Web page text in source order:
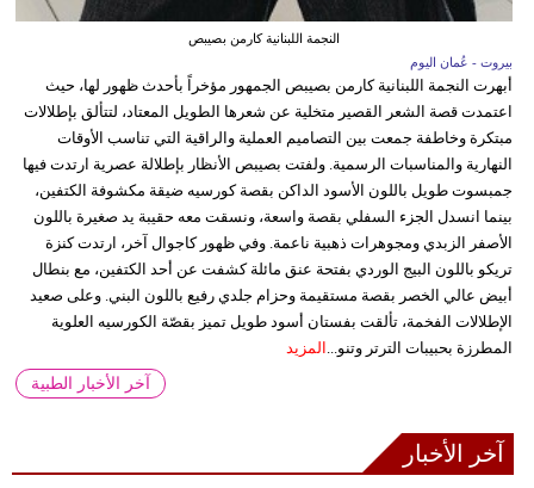
النجمة اللبنانية كارمن بصيبص
بيروت - عُمان اليوم
أبهرت النجمة اللبنانية كارمن بصيبص الجمهور مؤخراً بأحدث ظهور لها، حيث
اعتمدت قصة الشعر القصير متخلية عن شعرها الطويل المعتاد، لتتألق بإطلالات
مبتكرة وخاطفة جمعت بين التصاميم العملية والراقية التي تناسب الأوقات
النهارية والمناسبات الرسمية. ولفتت بصيبص الأنظار بإطلالة عصرية ارتدت فيها
جمبسوت طويل باللون الأسود الداكن بقصة كورسيه ضيقة مكشوفة الكتفين،
بينما انسدل الجزء السفلي بقصة واسعة، ونسقت معه حقيبة يد صغيرة باللون
الأصفر الزبدي ومجوهرات ذهبية ناعمة. وفي ظهور كاجوال آخر، ارتدت كنزة
تريكو باللون البيج الوردي بفتحة عنق مائلة كشفت عن أحد الكتفين، مع بنطال
أبيض عالي الخصر بقصة مستقيمة وحزام جلدي رفيع باللون البني. وعلى صعيد
الإطلالات الفخمة، تألقت بفستان أسود طويل تميز بقصّة الكورسيه العلوية
المطرزة بحبيبات الترتر وتنو... المزيد
آخر الأخبار الطبية
آخر الأخبار